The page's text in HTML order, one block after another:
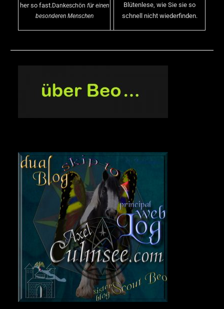
her so fast.Dankeschön für einen
besonderen Menschen
Blütenlese, wie Sie sie so
schnell nicht wiederfinden.